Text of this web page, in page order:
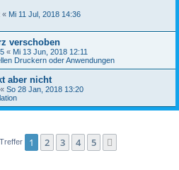
« Mi 11 Jul, 2018 14:36
verschoben
« Mi 13 Jun, 2018 12:11
Druckern oder Anwendungen
aber nicht
« So 28 Jan, 2018 13:20
1 2 3 4 5